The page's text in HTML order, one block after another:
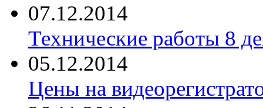
07.12.2014
Технические работы 8
05.12.2014
Цены на